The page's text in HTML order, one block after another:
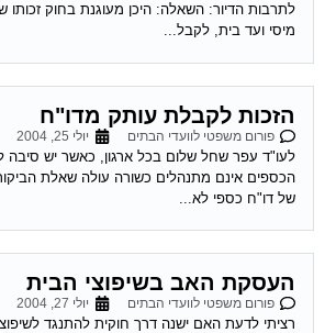
לתרבות הדיור: השאלה: היכן מעוגנת בחוק זכותו
מיסי ועד בית, לקבל...
הזכות לקבלת עותק מדו"ח
פורום משפטי לוועדי הבתים יולי 25, 2004
לעו"ד עפר שחל שלום בכל ארגון, כאשר יש סיבה
הכספים אינם מתנהלים כשורה עולה שאלת
של דו"ח כספי לא...
העסקת האב בשיפוצי הבית
פורום משפטי לוועדי הבתים יולי 27, 2004
רציתי לדעת האם ישנה דרך חוקית להתנגד